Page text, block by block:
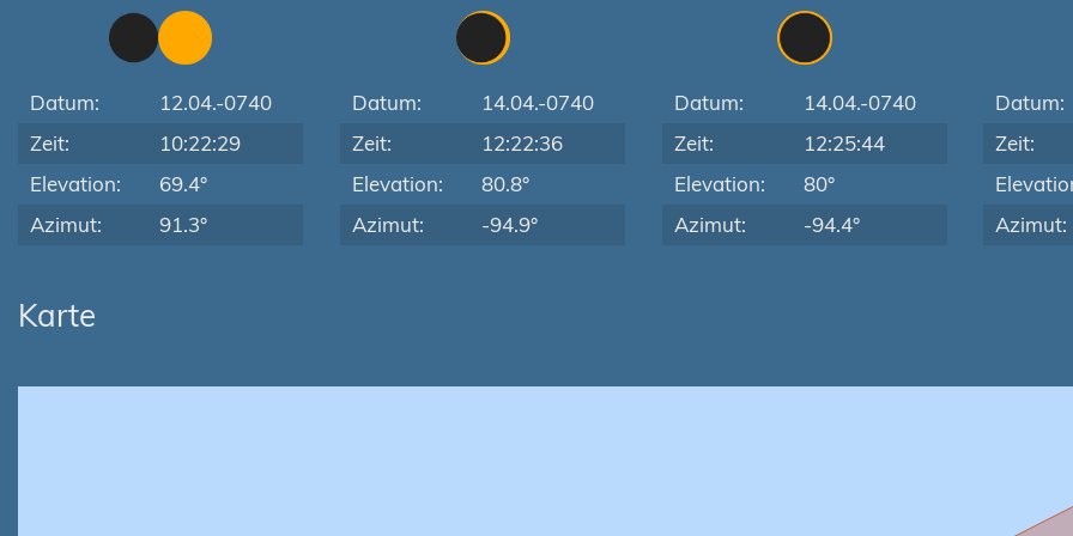
Datum:
12.04.-0740
Zeit:
10:22:29
Elevation:
69.4°
Azimut:
91.3°
Datum:
14.04.-0740
Zeit:
12:22:36
Elevation:
80.8°
Azimut:
-94.9°
Datum:
14.04.-0740
Zeit:
12:25:44
Elevation:
80°
Azimut:
-94.4°
Datum:
Zeit:
Azimut:
Karte